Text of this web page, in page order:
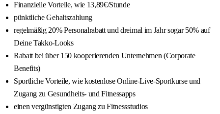
Finanzielle Vorteile, wie 13,89€/Stunde
pünktliche Gehaltszahlung
regelmäßig 20% Personalrabatt und dreimal im Jahr sogar 50% auf
Deine Takko-Looks
Rabatt bei über 150 kooperierenden Unternehmen (Corporate
Benefits)
Sportliche Vorteile, wie kostenlose Online-Live-Sportkurse und
Zugang zu Gesundheits- und Fitnessapps
einen vergünstigten Zugang zu Fitnessstudios